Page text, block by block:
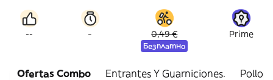
-- - 0,49 €
Безплатно
Prime
Ofertas Combo Entrantes Y Guarniciones. Pollos